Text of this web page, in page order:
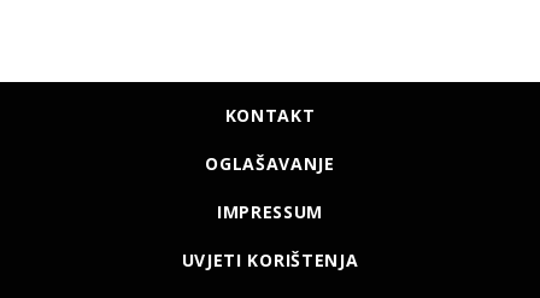
KONTAKT
OGLAŠAVANJE
IMPRESSUM
UVJETI KORIŠTENJA